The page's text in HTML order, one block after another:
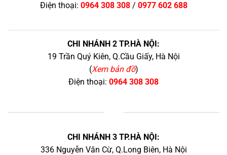
Điện thoại: 0964 308 308/ 0977 602 688
CHI NHÁNH 2 TP.HÀ NỘI:
19 Trần Quý Kiên, Q.Cầu Giấy, Hà Nội
(Xem bản đồ)
Điện thoại: 0964 308 308
CHI NHÁNH 3 TP.HÀ NỘI:
336 Nguyễn Văn Cừ, Q.Long Biên, Hà Nội